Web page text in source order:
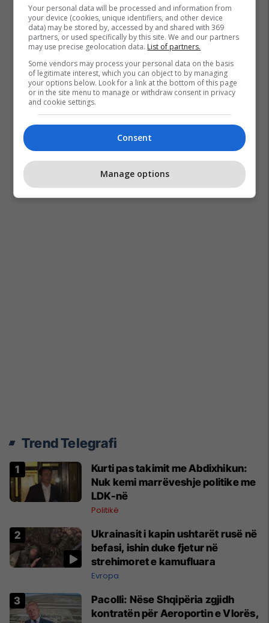
1
Trend Telegrafi
Kurti pas takimit me Abdixhikun:
Nuk kemi marrëveshje politike me
LDK-në
Politikë
Ukrainasit i kapin ushtarët rusë në
befasi, ishin duke fjetur në
strehimoret e kamufluara
Evropa
Pacolli: Nëse Shqipëria zgjidh
kontratën për Aeroportin e Vlorës,
Your personal data will be processed and information from
your device (cookies, unique identifiers, and other device
data) may be stored by, accessed by and shared with 369
partners, or used specifically by this site. We and our partners
may use precise geolocation data. List of partners.
Some vendors may process your personal data on the basis
of legitimate interest, which you can object to by managing
your options below. Look for a link at the bottom of this page
or in the site menu to manage or withdraw consent in privacy
and cookie settings.
Consent
Manage options